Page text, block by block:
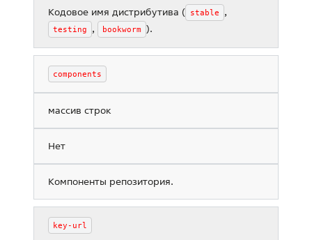
Кодовое имя дистрибутива ( stable ,
testing , bookworm ).
components
массив строк
Нет
Компоненты репозитория.
key-url